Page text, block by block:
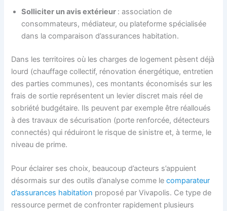
Solliciter un avis extérieur : association de
consommateurs, médiateur, ou plateforme spécialisée
dans la comparaison d’assurances habitation.
Dans les territoires où les charges de logement pèsent déjà
lourd (chauffage collectif, rénovation énergétique, entretien
des parties communes), ces montants économisés sur les
frais de sortie représentent un levier discret mais réel de
sobriété budgétaire. Ils peuvent par exemple être réalloués
à des travaux de sécurisation (porte renforcée, détecteurs
connectés) qui réduiront le risque de sinistre et, à terme, le
niveau de prime.
Pour éclairer ses choix, beaucoup d’acteurs s’appuient
désormais sur des outils d’analyse comme lecomparateur
d’assurances habitation proposé par Vivapolis. Ce type de
ressource permet de confronter rapidement plusieurs